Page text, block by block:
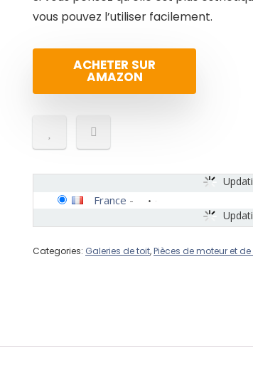
vous pouvez l’utiliser facilement.
ACHETER SUR
AMAZON
France -
Categories: Galeries de toit,Pièces de moteur et